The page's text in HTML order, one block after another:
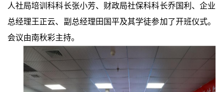
人社局培训科科长张小芳、财政局社保科科长乔国利、企业
总经理王正云、副总经理田国平及其学徒参加了开班仪式。
会议由南秋彩主持。